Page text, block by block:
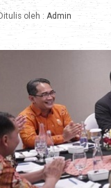
oleh : Admin